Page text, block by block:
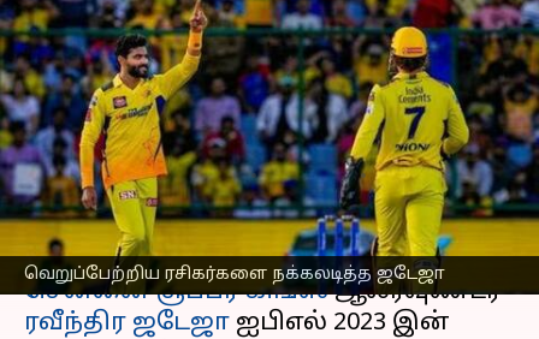
வெறுப்பேற்றிய ரசிகர்களை நக்கலடித்த ஜடேஜா
இது தான் சரியான
பதிலடி! வெறுப்பேற்றிய
ரசிகர்களை நக்கலடித்த
ஜடேஜா!
எழுதியவர் Sekar Chinnappan May 24, 2023 06:25 pm
செய்தி முன்னோட்டம்
சென்னை சூப்பர் கிங்ஸ்ஆல்ரவுண்டர்
ரவீந்திர ஜடேஜா ஐபிஎல் 2023 இன்